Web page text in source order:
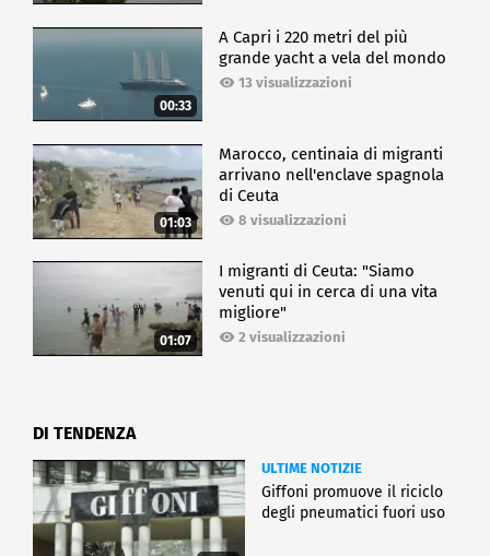
00:33
A Capri i 220 metri del più
grande yacht a vela del mondo
13 visualizzazioni
01:03
Marocco, centinaia di migranti
arrivano nell'enclave spagnola
di Ceuta
8 visualizzazioni
01:07
I migranti di Ceuta: "Siamo
venuti qui in cerca di una vita
migliore"
2 visualizzazioni
DI TENDENZA
ULTIME NOTIZIE
Giffoni promuove il riciclo
degli pneumatici fuori uso